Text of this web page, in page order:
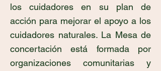
los cuidadores en su plan de
acción para mejorar el apoyo a los
cuidadores naturales. La Mesa de
concertación está formada por
organizaciones comunitarias y